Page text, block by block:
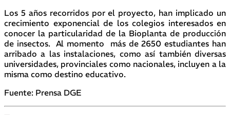
Los 5 años recorridos por el proyecto, han implicado un
crecimiento exponencial de los colegios interesados en
conocer la particularidad de la Bioplanta de producción
de insectos. Al momento más de 2650 estudiantes han
arribado a las instalaciones, como así también diversas
universidades, provinciales como nacionales, incluyen a la
misma como destino educativo.
Fuente: Prensa DGE